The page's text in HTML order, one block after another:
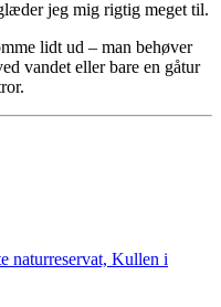
jeg mig rigtig meget til.
lidt ud – man behøver
vandet eller bare en gåtur
naturreservat, Kullen i